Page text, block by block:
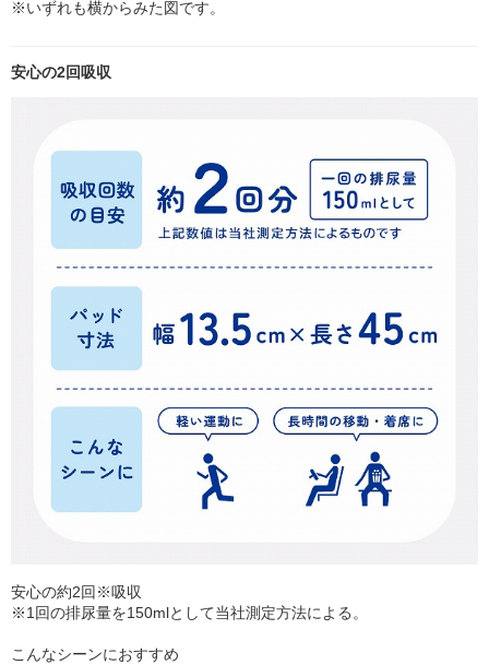
※いずれも横からみた図です。
安心の2回吸収
安心の約2回※吸収
※1回の排尿量を150mlとして当社測定方法による。
こんなシーンにおすすめ